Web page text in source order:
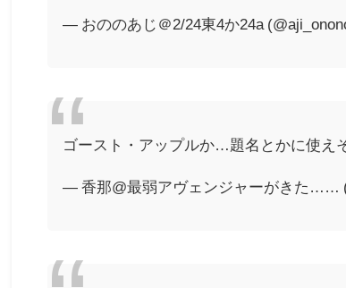
— おののあじ＠2/24東4か24a
ゴースト・アップルか…題名とかに使え
— 香那@最弱アヴェンジャーがきた……